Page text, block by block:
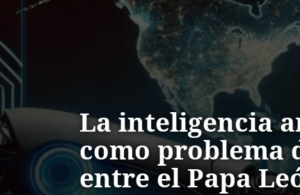
La inteligencia
como problema
entre el Papa